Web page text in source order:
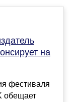
на
фестиваля
обещает